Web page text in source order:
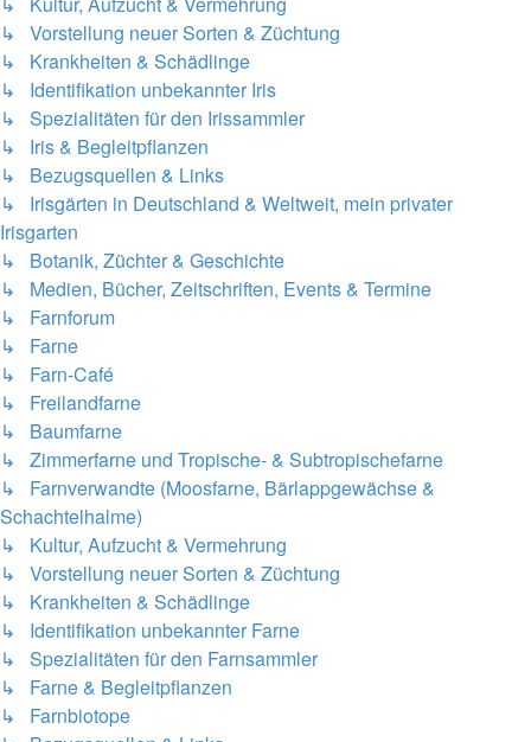
↳ Vorstellung neuer Sorten & Züchtung
↳ Krankheiten & Schädlinge
↳ Identifikation unbekannter Iris
↳ Spezialitäten für den Irissammler
↳ Iris & Begleitpflanzen
↳ Bezugsquellen & Links
↳ Irisgärten in Deutschland & Weltweit, mein privater
Irisgarten
↳ Botanik, Züchter & Geschichte
↳ Medien, Bücher, Zeitschriften, Events & Termine
↳ Farnforum
↳ Farne
↳ Farn-Café
↳ Freilandfarne
↳ Baumfarne
↳ Zimmerfarne und Tropische- & Subtropischefarne
↳ Farnverwandte (Moosfarne, Bärlappgewächse &
Schachtelhalme)
↳ Kultur, Aufzucht & Vermehrung
↳ Vorstellung neuer Sorten & Züchtung
↳ Krankheiten & Schädlinge
↳ Identifikation unbekannter Farne
↳ Spezialitäten für den Farnsammler
↳ Farne & Begleitpflanzen
↳ Farnbiotope